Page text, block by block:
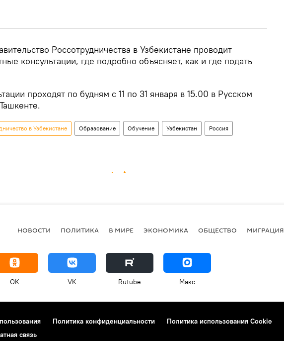
Россотрудничества в Узбекистане проводит
консультации, где подробно объясняет, как и где подать
проходят по будням с 11 по 31 января в 15.00 в Русском
в Узбекистане Образование Обучение Узбекистан Россия
НОВОСТИ ПОЛИТИКА В МИРЕ ЭКОНОМИКА ОБЩЕСТВО МИГРАЦИЯ
OK VK Rutube Макс
Политика конфиденциальности Политика использования Cookie
связь